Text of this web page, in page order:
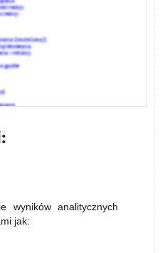
wyników analitycznych
jak: